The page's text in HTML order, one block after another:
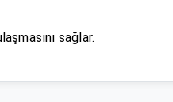
sağlar.